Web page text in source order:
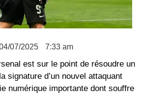
07/2025 7:33 am
est sur le point de résoudre un
signature d’un nouvel attaquant
numérique importante dont souffre